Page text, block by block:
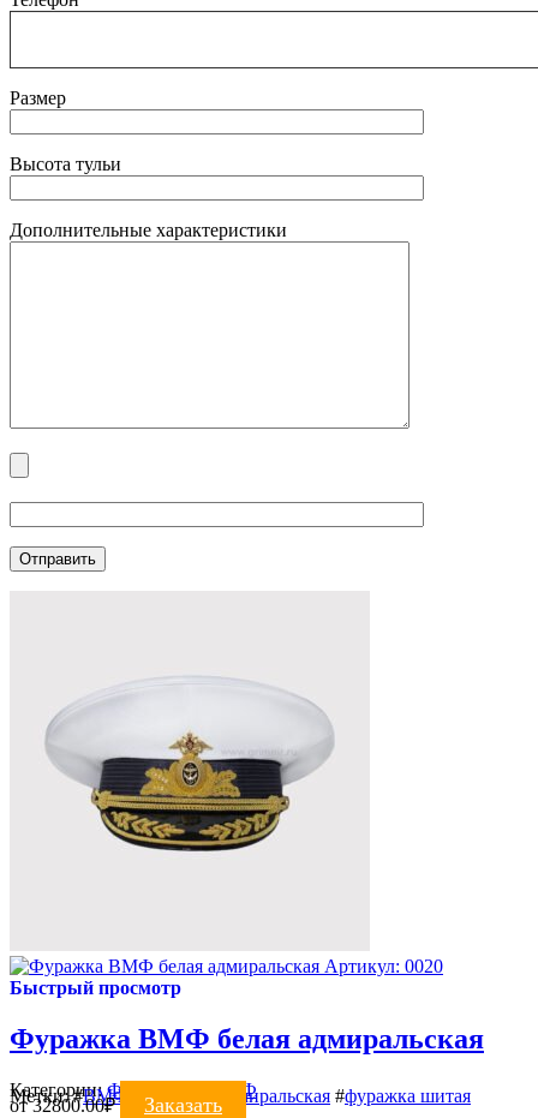
Размер
Высота тульи
Дополнительные характеристики
Артикул: 0020
Быстрый просмотр
Фуражка ВМФ белая адмиральская
Категории: ФУРАЖКИ ВМФ
Метки:#ВМФ фуражка адмиральская #фуражка шитая
от32800.00₽ Заказать